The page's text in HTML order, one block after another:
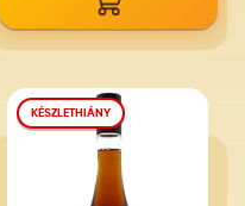
KÉSZLETHIÁNY